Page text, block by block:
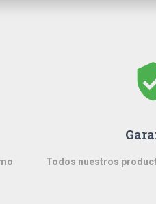
Todos nuestros